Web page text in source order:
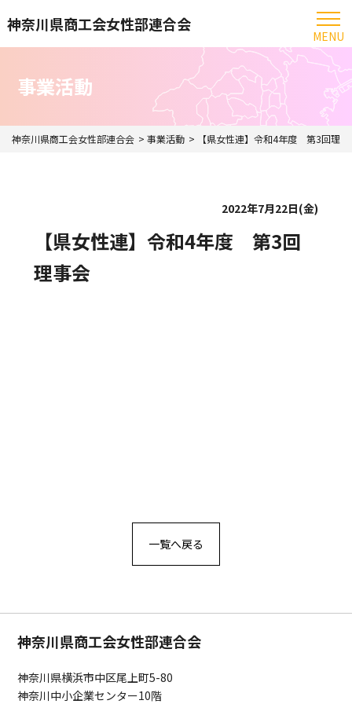
神奈川県商工会女性部連合会
MENU
事業活動
神奈川県商工会女性部連合会 事業活動 【県女性連】令和4年度 第3回理事
2022年7月22日(金)
【県女性連】令和4年度 第3回
理事会
一覧へ戻る
神奈川県商工会女性部連合会
神奈川県横浜市中区尾上町5-80
神奈川中小企業センター10階